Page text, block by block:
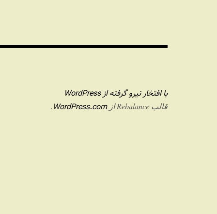
با افتخار نیرو گرفته از WordPress
قالب Rebalance از WordPress.com
.